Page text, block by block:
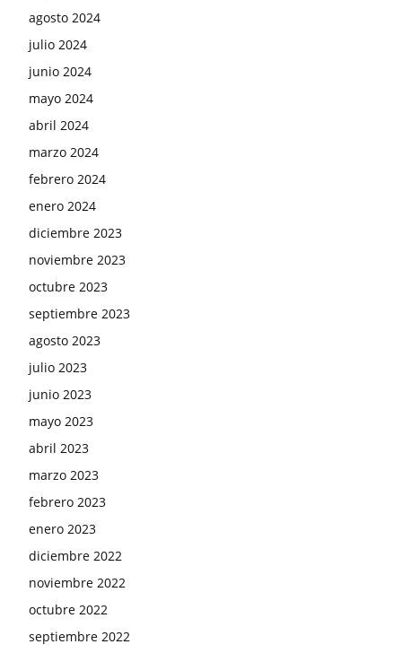
agosto 2024
julio 2024
junio 2024
mayo 2024
abril 2024
marzo 2024
febrero 2024
enero 2024
diciembre 2023
noviembre 2023
octubre 2023
septiembre 2023
agosto 2023
julio 2023
junio 2023
mayo 2023
abril 2023
marzo 2023
febrero 2023
enero 2023
diciembre 2022
noviembre 2022
octubre 2022
septiembre 2022